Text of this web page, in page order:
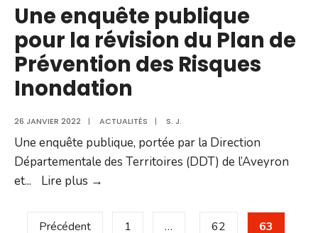
Une enquête publique
pour la révision du Plan de
Prévention des Risques
Inondation
26 JANVIER 2022 | ACTUALITÉS | S. J.
Une enquête publique, portée par la Direction
Départementale des Territoires (DDT) de l’Aveyron
et... Lire plus →
publique
Pagination
Précédent 1 … 62 63